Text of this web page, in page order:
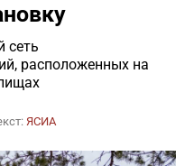
сеть
расположенных на
ЯСИА